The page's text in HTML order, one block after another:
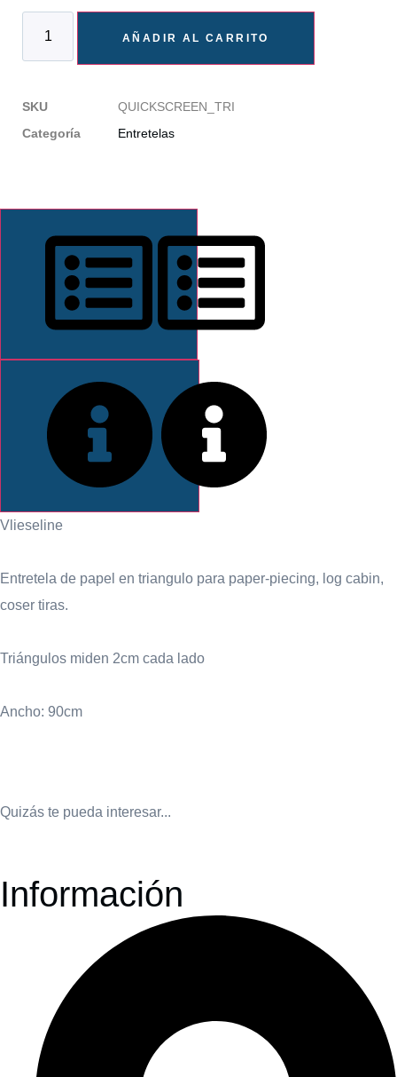
AÑADIR AL CARRITO
SKU
QUICKSCREEN_TRI
Categoría
Entretelas
Vlieseline
Entretela de papel en triangulo para paper-piecing, log cabin,
coser tiras.
Triángulos miden 2cm cada lado
Ancho: 90cm
Quizás te pueda interesar...
Información